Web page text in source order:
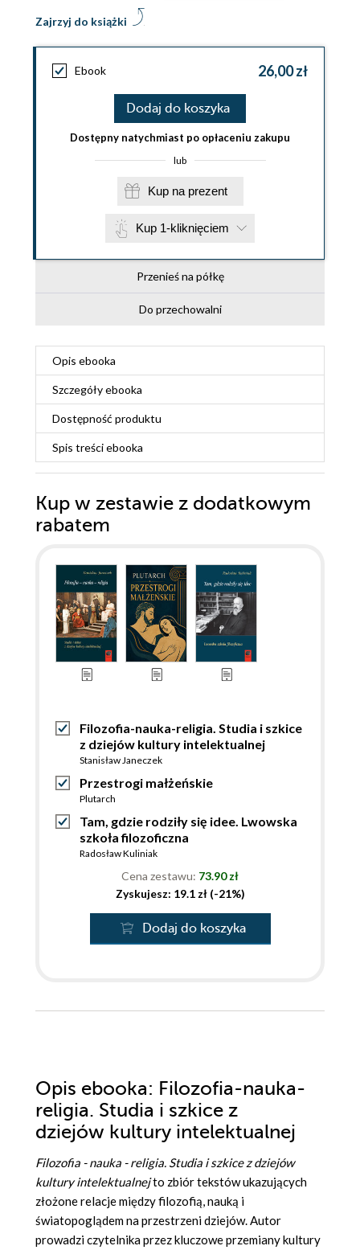
Zajrzyj do książki
Ebook 26,00 zł
Dodaj do koszyka
Dostępny natychmiast po opłaceniu zakupu
lub
Kup na prezent
Kup 1-kliknięciem
Przenieś na półkę
Do przechowalni
Opis ebooka
Szczegółyebooka
Dostępność produktu
Spis treściebooka
Kup w zestawie z dodatkowym
rabatem
Filozofia-nauka-religia. Studia i szkice
z dziejów kultury intelektualnej
Stanisław Janeczek
Przestrogi małżeńskie
Plutarch
Tam, gdzie rodziły się idee. Lwowska
szkoła filozoficzna
Radosław Kuliniak
Cena zestawu: 73.90 zł
Zyskujesz: 19.1 zł (-21%)
Dodaj do koszyka
Opis ebooka: Filozofia-nauka-
religia. Studia i szkice z
dziejów kultury intelektualnej
Filozofia - nauka - religia. Studia i szkice z dziejów
kultury intelektualnejto zbiór tekstów ukazujących
złożone relacje między filozofią, nauką i
światopoglądem na przestrzeni dziejów. Autor
prowadzi czytelnika przez kluczowe przemiany kultury